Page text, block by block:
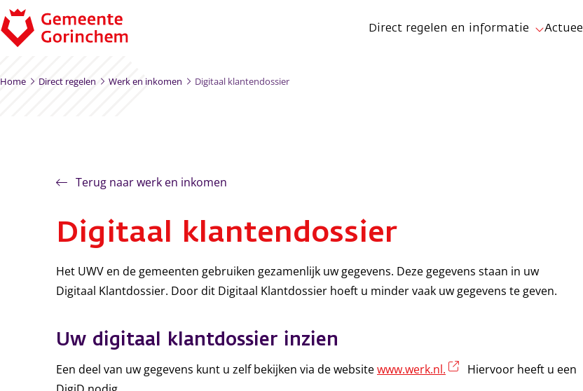
Ga naar de inhoud
Direct regelen en informatie Actueel
Home Direct regelen Werk en inkomen Digitaal klantendossier
Terug naar werk en inkomen
Digitaal klantendossier
Het UWV en de gemeenten gebruiken gezamenlijk uw gegevens. Deze gegevens staan in uw
Digitaal Klantdossier. Door dit Digitaal Klantdossier hoeft u minder vaak uw gegevens te geven.
Uw digitaal klantdossier inzien
Een deel van uw gegevens kunt u zelf bekijken via de websitewww.werk.nl. (externe link)
Hiervoor heeft u een